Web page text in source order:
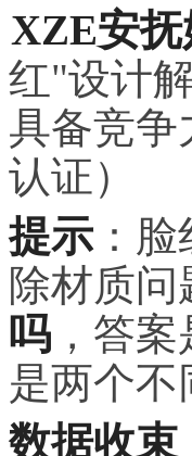
XZE安抚
红"设计
具备竞争
认证）
提示：脸
除材质
吗 ，答
是两个
数据收束